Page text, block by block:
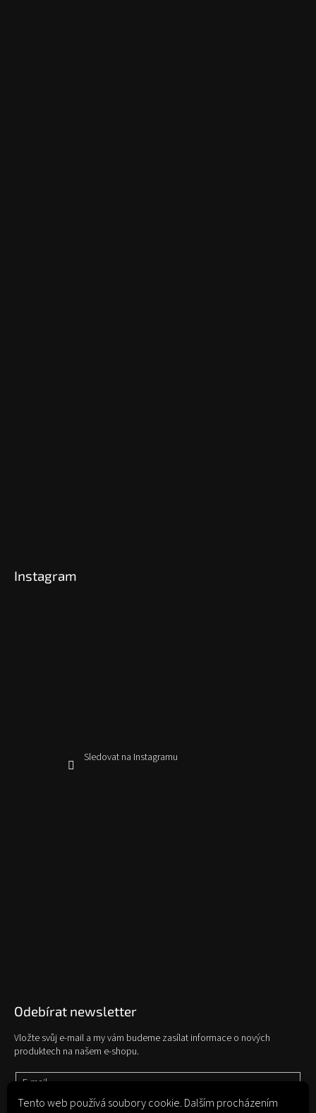
Tento web používá soubory cookie. Dalším procházením
Instagram
Sledovat na Instagramu
Odebírat newsletter
Vložte svůj e-mail a my vám budeme zasílat informace o nových
produktech na našem e-shopu.
E-mail